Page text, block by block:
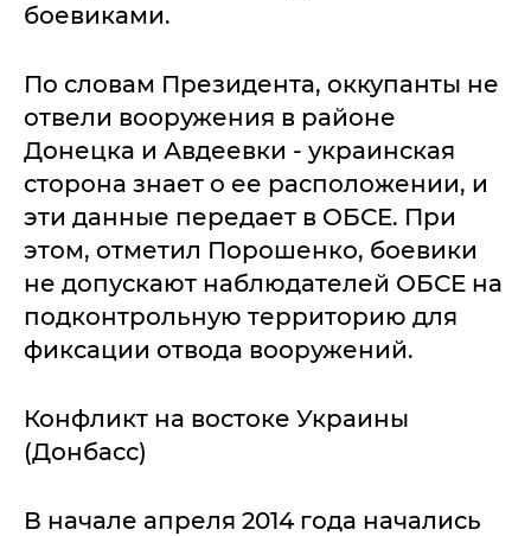
боевиками.
По словам Президента, оккупанты не
отвели вооружения в районе
Донецка и Авдеевки - украинская
сторона знает о ее расположении, и
эти данные передает в ОБСЕ. При
этом, отметил Порошенко, боевики
не допускают наблюдателей ОБСЕ на
подконтрольную территорию для
фиксации отвода вооружений.
Конфликт на востоке Украины
(Донбасс)
В начале апреля 2014 года начались